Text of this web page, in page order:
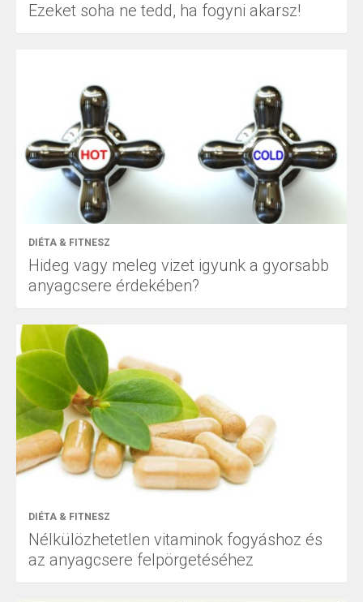
Ezeket soha ne tedd, ha fogyni akarsz!
DIÉTA & FITNESZ
Hideg vagy meleg vizet igyunk a gyorsabb
anyagcsere érdekében?
DIÉTA & FITNESZ
Nélkülözhetetlen vitaminok fogyáshoz és
az anyagcsere felpörgetéséhez